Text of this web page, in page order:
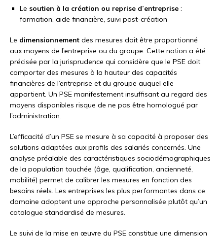
Le soutien à la création ou reprise d’entreprise :
formation, aide financière, suivi post-création
Le dimensionnement des mesures doit être proportionné
aux moyens de l’entreprise ou du groupe. Cette notion a été
précisée par la jurisprudence qui considère que le PSE doit
comporter des mesures à la hauteur des capacités
financières de l’entreprise et du groupe auquel elle
appartient. Un PSE manifestement insuffisant au regard des
moyens disponibles risque de ne pas être homologué par
l’administration.
L’efficacité d’un PSE se mesure à sa capacité à proposer des
solutions adaptées aux profils des salariés concernés. Une
analyse préalable des caractéristiques sociodémographiques
de la population touchée (âge, qualification, ancienneté,
mobilité) permet de calibrer les mesures en fonction des
besoins réels. Les entreprises les plus performantes dans ce
domaine adoptent une approche personnalisée plutôt qu’un
catalogue standardisé de mesures.
Le suivi de la mise en œuvre du PSE constitue une dimension